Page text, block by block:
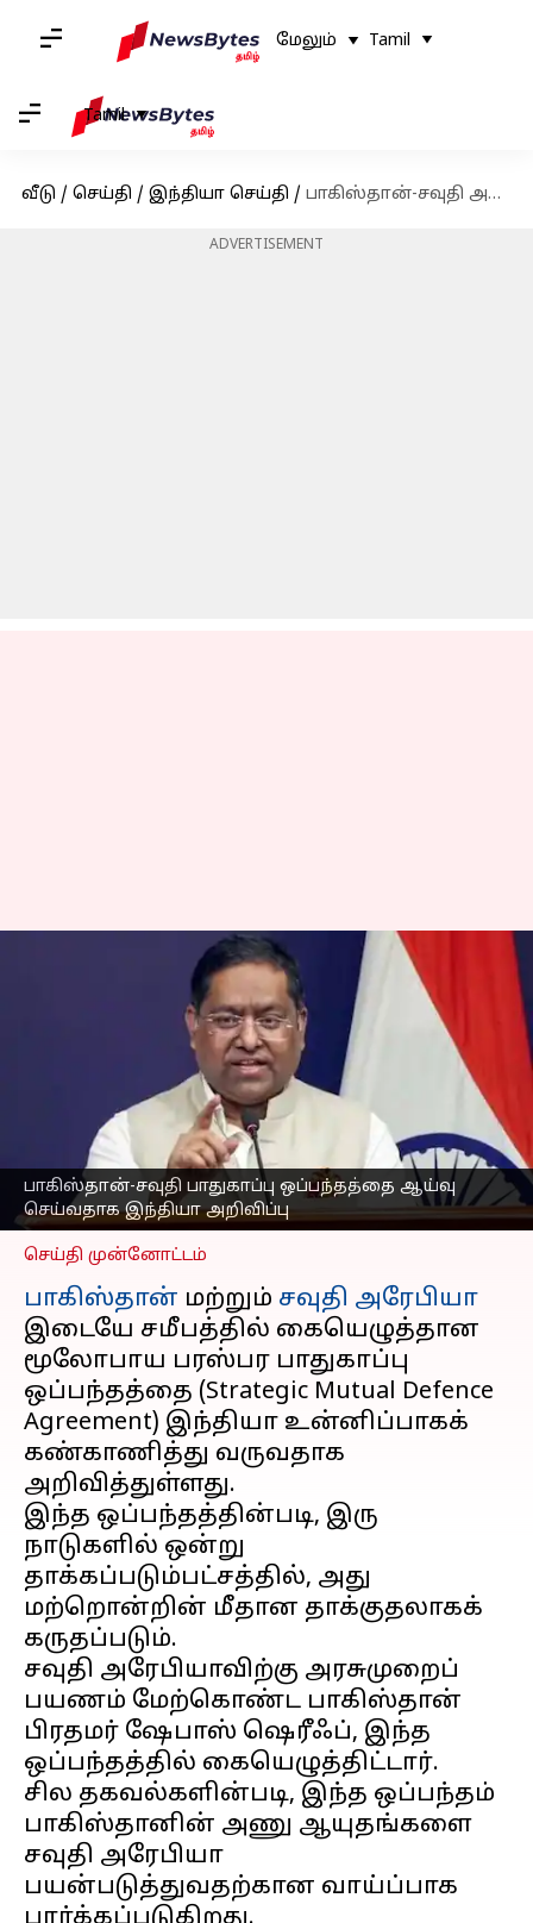
மேலும் Tamil
Tamil
வீடு / செய்தி / இந்தியா செய்தி / பாகிஸ்தான்-சவுதி அரேபியா பாதுகாப்பு ஒப்பந்தத்தை ஆய்வு செய்வதாக இந்திய வெளியுறவுத்துறை அறிவிப்பு
ADVERTISEMENT
பாகிஸ்தான்-சவுதி பாதுகாப்பு ஒப்பந்தத்தை ஆய்வு
செய்வதாக இந்தியா அறிவிப்பு
பாகிஸ்தான்-சவுதி
அரேபியா பாதுகாப்பு
ஒப்பந்தத்தை ஆய்வு
செய்வதாக இந்திய
வெளியுறவுத்துறை
அறிவிப்பு
எழுதியவர் Sekar Chinnappan Sep 18, 2025 12:25 pm
செய்தி முன்னோட்டம்
பாகிஸ்தான் மற்றும் சவுதி அரேபியா
இடையே சமீபத்தில் கையெழுத்தான
மூலோபாய பரஸ்பர பாதுகாப்பு
ஒப்பந்தத்தை (Strategic Mutual Defence
Agreement) இந்தியா உன்னிப்பாகக்
கண்காணித்து வருவதாக
அறிவித்துள்ளது.
இந்த ஒப்பந்தத்தின்படி, இரு
நாடுகளில் ஒன்று
தாக்கப்படும்பட்சத்தில், அது
மற்றொன்றின் மீதான தாக்குதலாகக்
கருதப்படும்.
சவுதி அரேபியாவிற்கு அரசுமுறைப்
பயணம் மேற்கொண்ட பாகிஸ்தான்
பிரதமர் ஷேபாஸ் ஷெரீஃப், இந்த
ஒப்பந்தத்தில் கையெழுத்திட்டார்.
சில தகவல்களின்படி, இந்த ஒப்பந்தம்
பாகிஸ்தானின் அணு ஆயுதங்களை
சவுதி அரேபியா
பயன்படுத்துவதற்கான வாய்ப்பாக